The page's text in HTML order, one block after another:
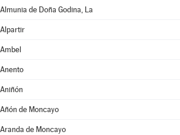
Almunia de Doña Godina, La
Alpartir
Ambel
Anento
Aniñón
Añón de Moncayo
Aranda de Moncayo